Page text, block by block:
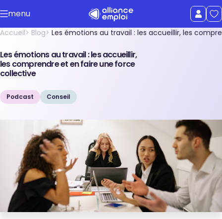
Accéder au contenu principal
Afficher le
menu
le menu
Accueil Blog Les émotions au travail : les accueillir, les
Les émotions au travail : les accueillir,
les comprendre et en faire une force
collective
Podcast Conseil